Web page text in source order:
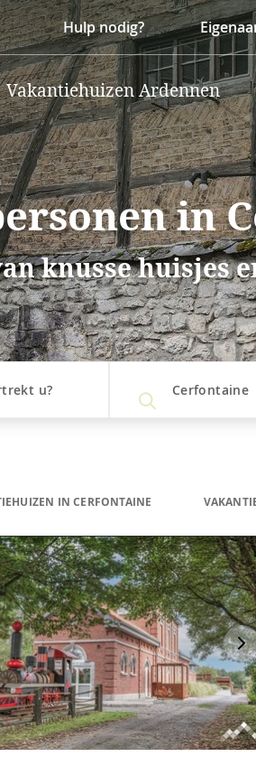
Hulp nodig?
Vakantiehuizen Ardennen
in
knusse huisjes
u? Cerfontaine
IN CERFONTAINE